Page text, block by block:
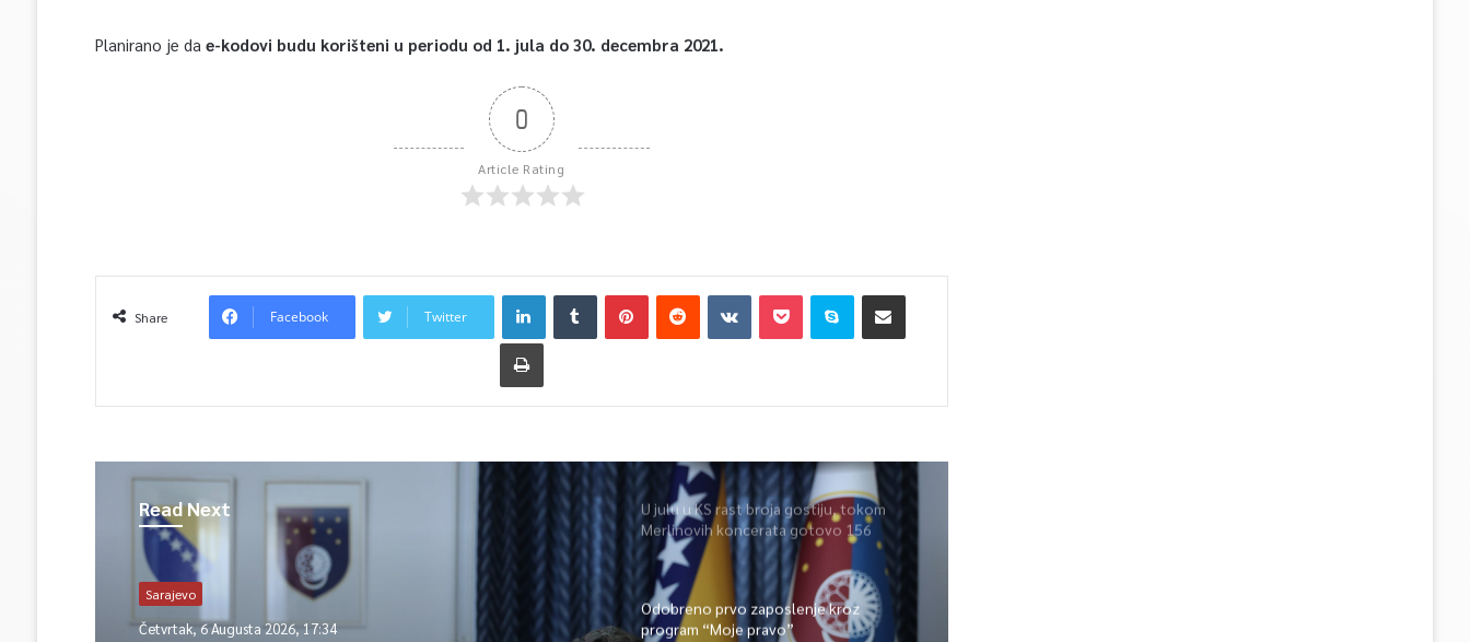
Planirano je da e-kodovi budu korišteni u periodu od 1. jula do 30. decembra 2021.
0
Article Rating
Share Facebook Twitter
Read Next
Sarajevo
Četvrtak, 6 Augusta 2026, 17:34
U julu u KS rast broja gostiju, tokom
Merlinovih koncerata gotovo 156
miliona KM prometa
Odobreno prvo zaposlenje kroz
program “Moje pravo”